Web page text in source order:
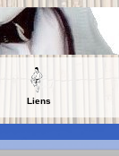
Liens